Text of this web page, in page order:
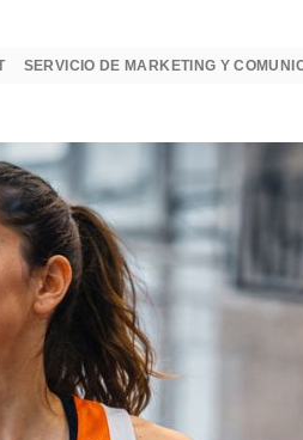
SERVICIO DE MARKETING Y